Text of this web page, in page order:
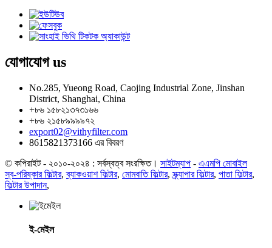
যোগাযোগus
No.285, Yueong Road, Caojing Industrial Zone, Jinshan
District, Shanghai, China
+৮৬ ১৫৮২১৩৭৩১৬৬
+৮৬ ২১৫৮৯৯৯৯৭২
export02@vithyfilter.com
8615821373166 এর বিবরণ
© কপিরাইট - ২০১০-২০২৪ : সর্বস্বত্ব সংরক্ষিত। সাইটম্যাপ - এএমপি মোবাইল
স্ব-পরিষ্কার ফিল্টার,ব্যাকওয়াশ ফিল্টার, মোমবাতি ফিল্টার,স্ক্র্যাপার ফিল্টার, পাতা ফিল্টার,
ফিল্টার উপাদান,
ই-মেইল